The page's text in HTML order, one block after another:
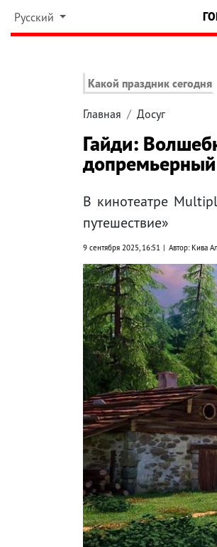
Русский
Какой праздник сегодня
Главная Досуг
Гайди:
В кинотеатре
путешествие»
9 сентября 2025, 16:51 Автор: Кива